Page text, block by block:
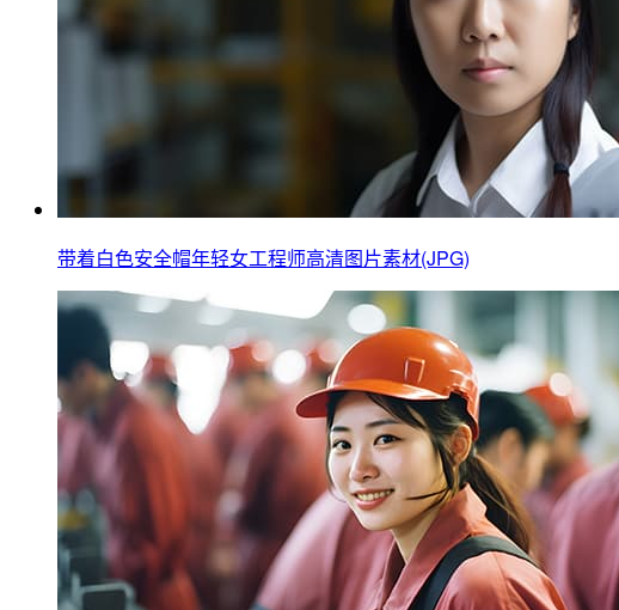
带着白色安全帽年轻女工程师高清图片素材(JPG)